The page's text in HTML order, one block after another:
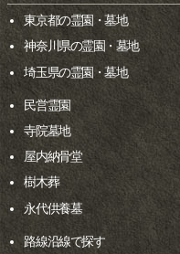
東京都の霊園・墓地
神奈川県の霊園・墓地
埼玉県の霊園・墓地
民営霊園
寺院墓地
屋内納骨堂
樹木葬
永代供養墓
路線沿線で探す